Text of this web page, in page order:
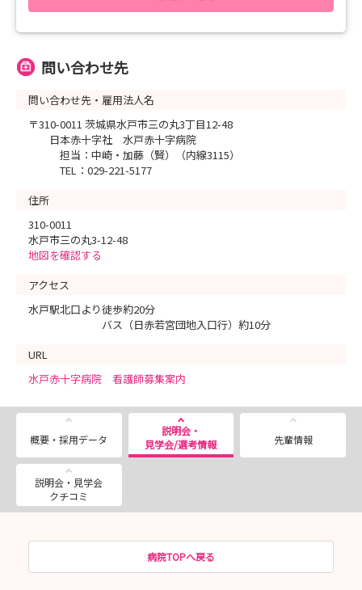
問い合わせ先
問い合わせ先・雇用法人名
〒310-0011 茨城県水戸市三の丸3丁目12-48
日本赤十字社 水戸赤十字病院
担当：中崎・加藤（賢）（内線3115）
TEL：029-221-5177
住所
310-0011
水戸市三の丸3-12-48
地図を確認する
アクセス
水戸駅北口より徒歩約20分
バス（日赤若宮団地入口行）約10分
URL
水戸赤十字病院 看護師募集案内
概要・採用データ
説明会・
見学会/選考情報
先輩情報
説明会・見学会
クチコミ
病院TOPへ戻る